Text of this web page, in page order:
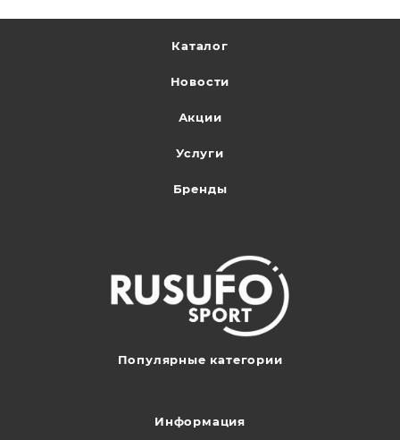
Каталог
Новости
Акции
Услуги
Бренды
Популярные категории
Информация